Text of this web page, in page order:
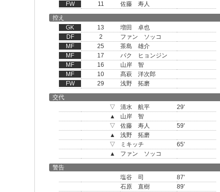
FW
11
佐藤 寿人
控え
GK
13
増田 卓也
DF
2
ファン ソッコ
MF
25
茶島 雄介
MF
17
パク ヒョンジン
MF
16
山岸 智
MF
10
髙萩 洋次郎
FW
29
浅野 拓磨
交代
▽
清水 航平
29'
▲
山岸 智
▽
佐藤 寿人
59'
▲
浅野 拓磨
▽
ミキッチ
65'
▲
ファン ソッコ
警告
塩谷 司
87'
石原 直樹
89'